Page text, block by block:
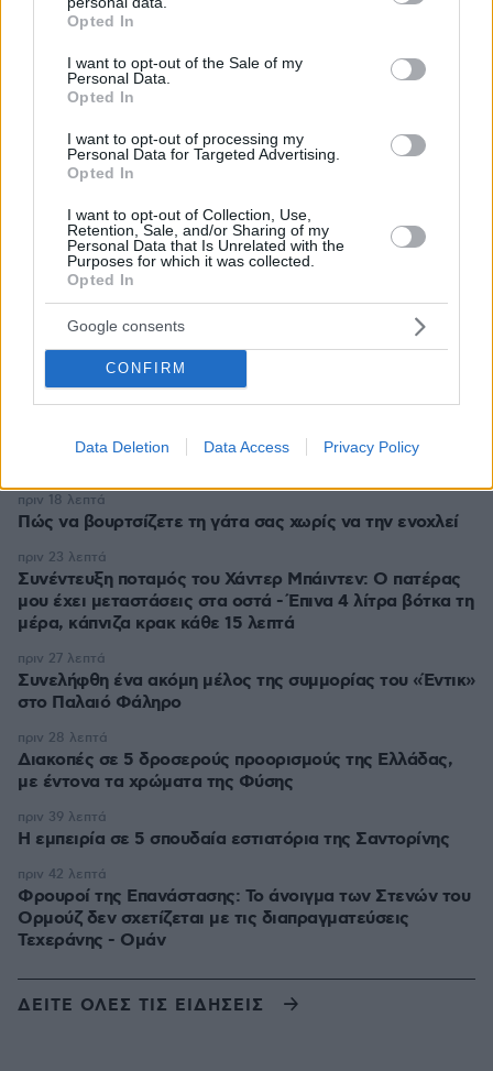
grant or deny consent to Google and its third-party tags to
use your data for below specified purposes in below Google
consent section.
Opted In
I want to opt-out of the Sale of my
Personal Data.
Opted In
I want to opt-out of processing my
Personal Data for Targeted Advertising.
Opted In
I want to opt-out of Collection, Use,
Retention, Sale, and/or Sharing of my
Personal Data that Is Unrelated with the
Purposes for which it was collected.
Opted In
Google consents
CONFIRM
Data Deletion Data Access Privacy Policy
Ειδήσεις
Λένα Παπαληγούρα για τον σύζυγό της: Δεν με είχα
φανταστεί με έναν άνθρωπο τόσα χρόνια, ο γάμος είναι
πολύ καλύτερος απ’ ό,τι περίμενα
πριν 16 λεπτά
Τι θα συμβεί αν πίνουμε ένα σφηνάκι ελαιόλαδο κάθε
μέρα – Απαντά η Λίνσει που το δοκίμασε για 2
εβδομάδες
πριν 17 λεπτά
Δεκαπέντε ταινίες που δεν μπορούμε να σταματήσουμε
να βλέπουμε ξανά και ξανά
Ο σωστός τρόπος να αφαιρέσετε ένα τσιμπούρι από τον
Πώς να βουρτσίζετε τη γάτα σας χωρίς να την ενοχλεί
πριν 18 λεπτά
Συνέντευξη ποταμός του Χάντερ Μπάιντεν: Ο πατέρας
μου έχει μεταστάσεις στα οστά - Έπινα 4 λίτρα βότκα τη
μέρα, κάπνιζα κρακ κάθε 15 λεπτά
πριν 23 λεπτά
Συνελήφθη ένα ακόμη μέλος της συμμορίας του «Έντικ»
στο Παλαιό Φάληρο
πριν 27 λεπτά
Διακοπές σε 5 δροσερούς προορισμούς της Ελλάδας,
με έντονα τα χρώματα της Φύσης
πριν 28 λεπτά
Η εμπειρία σε 5 σπουδαία εστιατόρια της Σαντορίνης
πριν 39 λεπτά
Φρουροί της Επανάστασης: Το άνοιγμα των Στενών του
Ορμούζ δεν σχετίζεται με τις διαπραγματεύσεις
Τεχεράνης - Ομάν
πριν 42 λεπτά
ΔΕΙΤΕ ΟΛΕΣ ΤΙΣ ΕΙΔΗΣΕΙΣ